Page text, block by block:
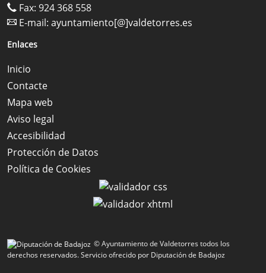
Fax: 924 368 558
E-mail: ayuntamiento[@]valdetorres.es
Enlaces
Inicio
Contacte
Mapa web
Aviso legal
Accesibilidad
Protección de Datos
Política de Cookies
© Ayuntamiento de Valdetorres todos los
derechos reservados.Servicio ofrecido por Diputación de Badajoz